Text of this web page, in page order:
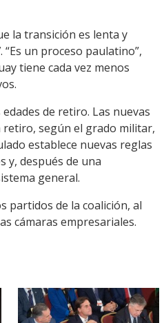
la transición es lenta y
“Es un proceso paulatino”,
tiene cada vez menos
de retiro. Las nuevas
según el grado militar,
establece nuevas reglas
y, después de una
general.
partidos de la coalición, al
cámaras empresariales.